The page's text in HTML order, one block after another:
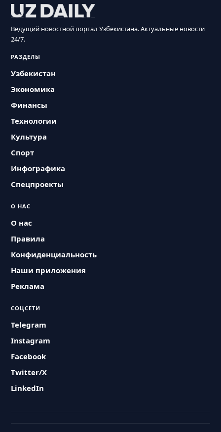
Ведущий новостной портал Узбекистана. Актуальные новости
24/7.
РАЗДЕЛЫ
Узбекистан
Экономика
Финансы
Технологии
Культура
Спорт
Инфографика
Спецпроекты
О НАС
О нас
Правила
Конфиденциальность
Наши приложения
Реклама
СОЦСЕТИ
Telegram
Instagram
Facebook
Twitter/X
LinkedIn